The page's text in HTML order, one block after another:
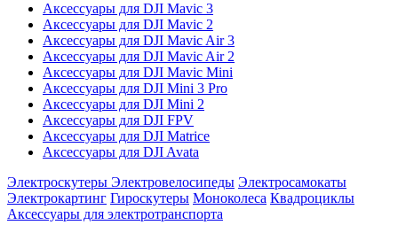
Аксессуары для DJI Mavic 3
Аксессуары для DJI Mavic 2
Аксессуары для DJI Mavic Air 3
Аксессуары для DJI Mavic Air 2
Аксессуары для DJI Mavic Mini
Аксессуары для DJI Mini 3 Pro
Аксессуары для DJI Mini 2
Аксессуары для DJI FPV
Аксессуары для DJI Matrice
Аксессуары для DJI Avata
Электроскутеры Электровелосипеды Электросамокаты
Электрокартинг Гироскутеры Моноколеса Квадроциклы
Аксессуары для электротранспорта